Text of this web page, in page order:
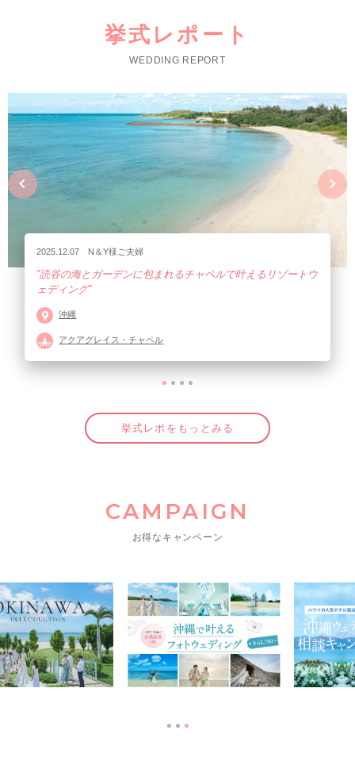
挙式レポート
WEDDING REPORT
2025.12.06 T＆C様ご夫婦
”宮古島の海と自然を望む高台チャペルで叶えるリゾートウェ
ディング”
沖縄
アラマンダチャペル
挙式レポをもっとみる
CAMPAIGN
お得なキャンペーン